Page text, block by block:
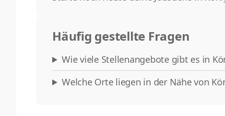
Häufig gestellte Fragen
Wie viele Stellenangebote gibt es in
Welche Orte liegen in der Nähe von